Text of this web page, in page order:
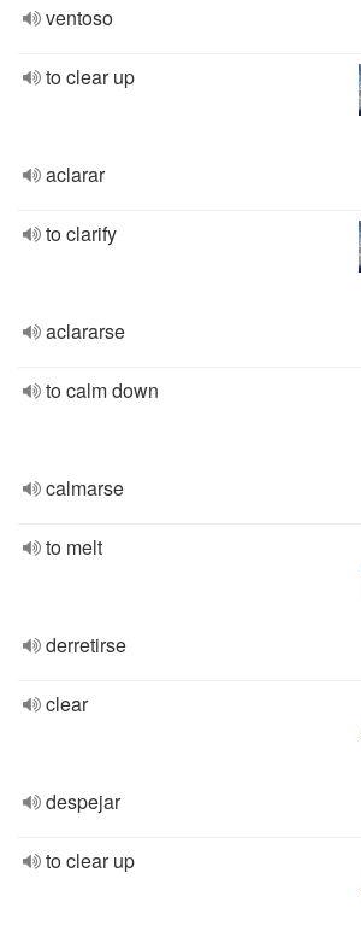
ventoso
to clear up
aclarar
to clarify
aclararse
to calm down
calmarse
to melt
derretirse
clear
despejar
to clear up